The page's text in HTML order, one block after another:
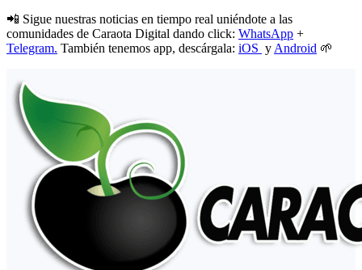
📲 Sigue nuestras noticias en tiempo real uniéndote a las
comunidades de Caraota Digital dando click: WhatsApp +
Telegram. También tenemos app, descárgala: iOS y Android 🌱